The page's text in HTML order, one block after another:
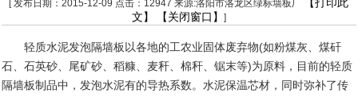
[ 发布日期：2015-12-09 点击：12947 来源:洛阳市洛龙区绿标墙板厂
文】
【关闭窗口】 ]
轻质水泥发泡隔墙板以各地的工农业固体废弃物(如粉煤灰、煤矸
石、石英砂、尾矿砂、稻糠、麦秆、棉秆、锯末等)为原料，目前的轻质
隔墙板制品中，发泡水泥有的导热系数。水泥保温芯材，同时弥补了传